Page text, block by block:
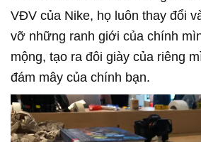
VĐV của Nike, họ luôn thay đổi
vỡ những ranh giới của chính
mộng, tạo ra đôi giày của riêng
đám mây của chính bạn.